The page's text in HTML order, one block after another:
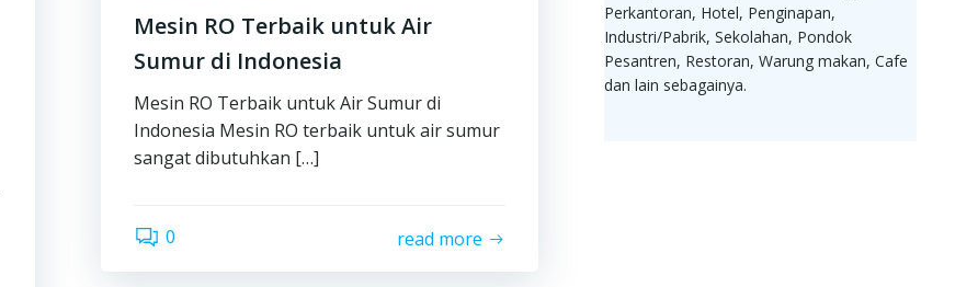
Mesin RO Terbaik untuk Air
Sumur di Indonesia
Mesin RO Terbaik untuk Air Sumur di
Indonesia Mesin RO terbaik untuk air sumur
sangat dibutuhkan […]
0 read more
Perkantoran, Hotel, Penginapan,
Industri/Pabrik, Sekolahan, Pondok
Pesantren, Restoran, Warung makan, Cafe
dan lain sebagainya.